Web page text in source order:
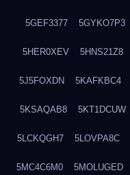
5GEF3377 5GYKO7P3
5HER0XEV 5HNS21Z8
5J5FOXDN 5KAFKBC4
5KSAQAB8 5KT1DCUW
5LCKQGH7 5LOVPA8C
5MC4C6M0 5MOLUGED